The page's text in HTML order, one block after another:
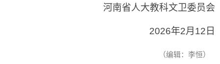
河南省人大教科文卫委员会
2026年2月12日
（编辑：李恒）